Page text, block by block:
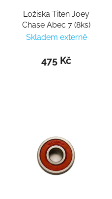
Ložiska Titen Joey
Chase Abec 7 (8ks)
Skladem externě
475 Kč